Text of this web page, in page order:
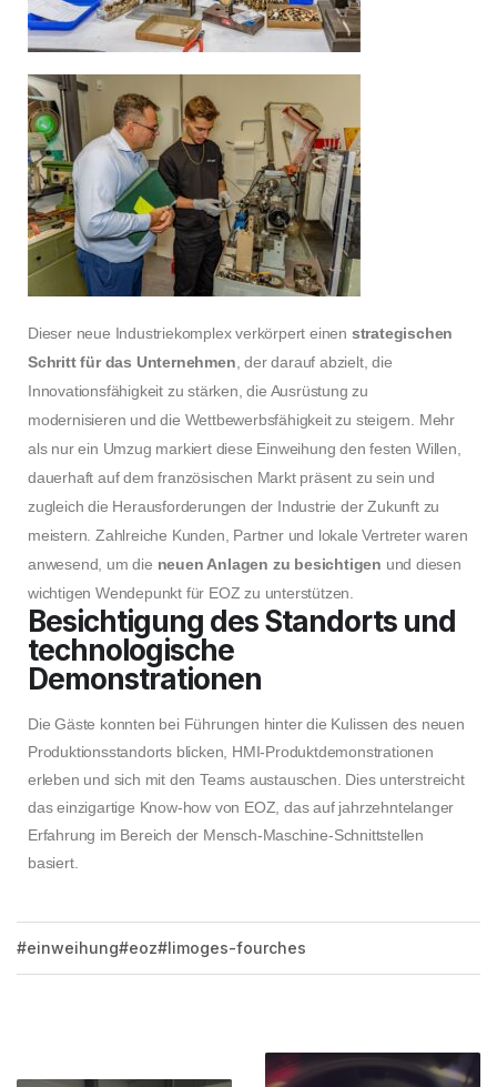
Dieser neue Industriekomplex verkörpert einen strategischen
Schritt für das Unternehmen , der darauf abzielt, die
Innovationsfähigkeit zu stärken, die Ausrüstung zu
modernisieren und die Wettbewerbsfähigkeit zu steigern. Mehr
als nur ein Umzug markiert diese Einweihung den festen Willen,
dauerhaft auf dem französischen Markt präsent zu sein und
zugleich die Herausforderungen der Industrie der Zukunft zu
meistern. Zahlreiche Kunden, Partner und lokale Vertreter waren
anwesend, um die neuen Anlagen zu besichtigen und diesen
wichtigen Wendepunkt für EOZ zu unterstützen.
Besichtigung des Standorts und
technologische
Demonstrationen
Die Gäste konnten bei Führungen hinter die Kulissen des neuen
Produktionsstandorts blicken, HMI-Produktdemonstrationen
erleben und sich mit den Teams austauschen. Dies unterstreicht
das einzigartige Know-how von EOZ, das auf jahrzehntelanger
Erfahrung im Bereich der Mensch-Maschine-Schnittstellen
basiert.
einweihung eoz limoges-fourches